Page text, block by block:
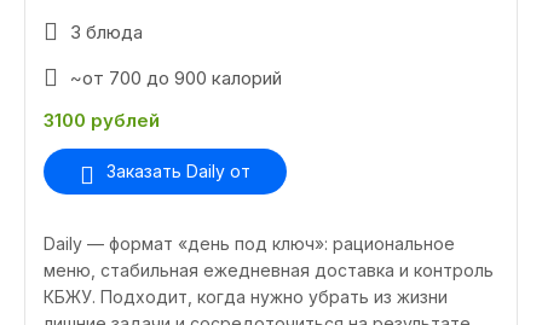
3 блюда
~от 700 до 900 калорий
3100 рублей
Заказать Daily от
Daily — формат «день под ключ»: рациональное
меню, стабильная ежедневная доставка и контроль
КБЖУ. Подходит, когда нужно убрать из жизни